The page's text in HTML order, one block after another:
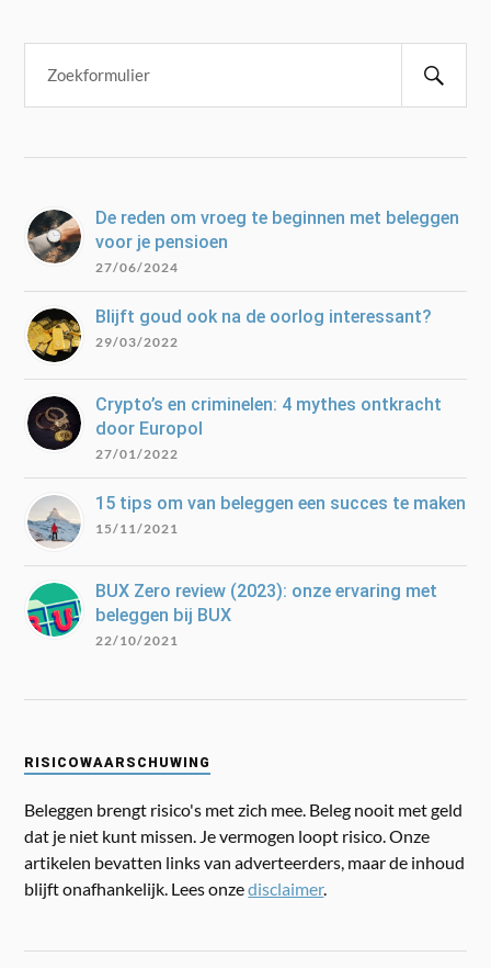
De reden om vroeg te beginnen met beleggen
voor je pensioen
27/06/2024
Blijft goud ook na de oorlog interessant?
29/03/2022
Crypto’s en criminelen: 4 mythes ontkracht
door Europol
27/01/2022
15 tips om van beleggen een succes te maken
15/11/2021
BUX Zero review (2023): onze ervaring met
beleggen bij BUX
22/10/2021
RISICOWAARSCHUWING
Beleggen brengt risico's met zich mee. Beleg nooit met geld
dat je niet kunt missen. Je vermogen loopt risico. Onze
artikelen bevatten links van adverteerders, maar de inhoud
blijft onafhankelijk. Lees onzedisclaimer.